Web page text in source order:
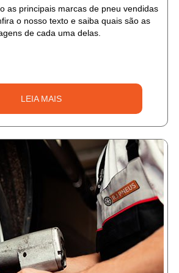
as principais marcas de pneu vendidas
o nosso texto e saiba quais são as
de cada uma delas.
LEIA MAIS